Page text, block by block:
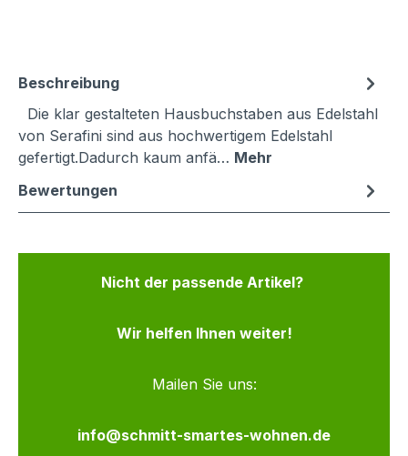
Beschreibung
Die klar gestalteten Hausbuchstaben aus Edelstahl
von Serafini sind aus hochwertigem Edelstahl
gefertigt.Dadurch kaum anfä… Mehr
Bewertungen
Nicht der passende Artikel?
Wir helfen Ihnen weiter!
Mailen Sie uns:
info@schmitt-smartes-wohnen.de